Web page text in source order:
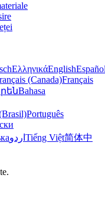
ΕλληνικάEnglish
(Canada)Français
Bahasa
Português
اردو Tiếng Việt简体中